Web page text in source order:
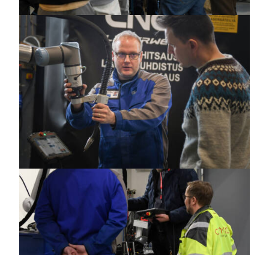
https://jedu.fi/wp-
content/uploads/2025/02/Pro-
Weld_0754_vaaka.jpg
https://jedu.fi/wp-
content/uploads/2025/02/Pro-
Weld_0772_vaaka.jpg